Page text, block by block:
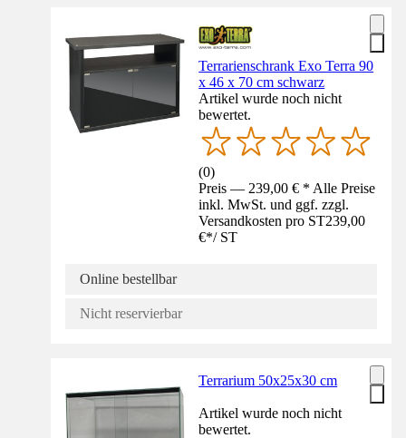
Terrarienschrank Exo Terra 90
x 46 x 70 cm schwarz
Artikel wurde noch nicht
bewertet.
(0)
Preis — 239,00 € * Alle Preise
inkl. MwSt. und ggf. zzgl.
Versandkosten pro ST239,00
€*/ ST
Online bestellbar
Nicht reservierbar
Terrarium 50x25x30 cm
Artikel wurde noch nicht
bewertet.